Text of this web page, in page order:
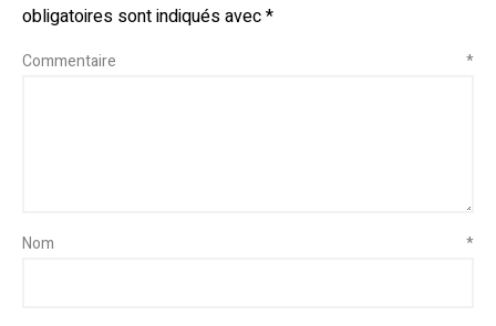
obligatoires sont indiqués avec*
Commentaire *
Nom *